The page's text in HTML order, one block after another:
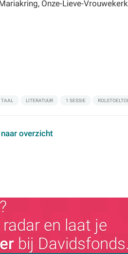
Onze-Lieve-
TAAL LITERATUUR 1 SESSIE
overzicht
en laat je
bij Davidsfonds.